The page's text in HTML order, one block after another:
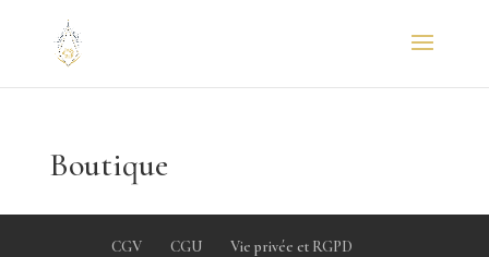
Boutique
CGV CGU Vie privée et RGPD